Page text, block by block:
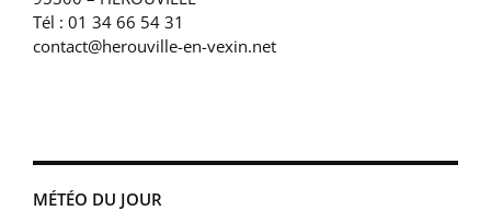
Tél : 01 34 66 54 31
contact@herouville-en-vexin.net
MÉTÉO DU JOUR